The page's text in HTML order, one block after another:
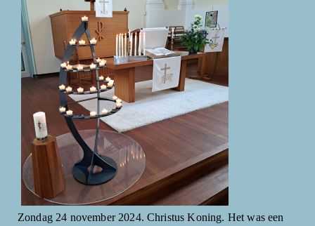
Zondag 24 november 2024. Christus Koning. Het was een